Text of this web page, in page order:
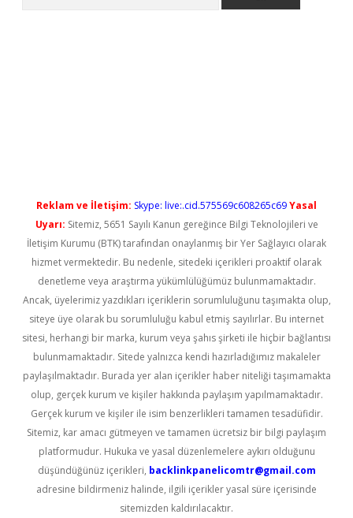
Reklam ve İletişim: Skype: live:.cid.575569c608265c69Yasal
Uyarı: Sitemiz, 5651 Sayılı Kanun gereğince Bilgi Teknolojileri ve
İletişim Kurumu (BTK) tarafından onaylanmış bir Yer Sağlayıcı olarak
hizmet vermektedir. Bu nedenle, sitedeki içerikleri proaktif olarak
denetleme veya araştırma yükümlülüğümüz bulunmamaktadır.
Ancak, üyelerimiz yazdıkları içeriklerin sorumluluğunu taşımakta olup,
siteye üye olarak bu sorumluluğu kabul etmiş sayılırlar. Bu internet
sitesi, herhangi bir marka, kurum veya şahıs şirketi ile hiçbir bağlantısı
bulunmamaktadır. Sitede yalnızca kendi hazırladığımız makaleler
paylaşılmaktadır. Burada yer alan içerikler haber niteliği taşımamakta
olup, gerçek kurum ve kişiler hakkında paylaşım yapılmamaktadır.
Gerçek kurum ve kişiler ile isim benzerlikleri tamamen tesadüfidir.
Sitemiz, kar amacı gütmeyen ve tamamen ücretsiz bir bilgi paylaşım
platformudur. Hukuka ve yasal düzenlemelere aykırı olduğunu
düşündüğünüz içerikleri, backlinkpanelicomtr@gmail.com
adresine bildirmeniz halinde, ilgili içerikler yasal süre içerisinde
sitemizden kaldırılacaktır.